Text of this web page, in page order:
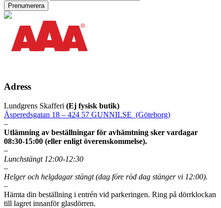
Adress
Lundgrens Skafferi (Ej fysisk butik)
Äsperedsgatan 18 – 424 57 GUNNILSE (Göteborg)
–
Utlämning av beställningar för avhämtning sker vardagar
08:30-15:00 (eller enligt överenskommelse).
–
Lunchstängt 12:00-12:30
–
Helger och helgdagar stängt (dag före röd dag stänger vi 12:00).
–
Hämta din beställning i entrén vid parkeringen. Ring på dörrklockan
till lagret innanför glasdörren.